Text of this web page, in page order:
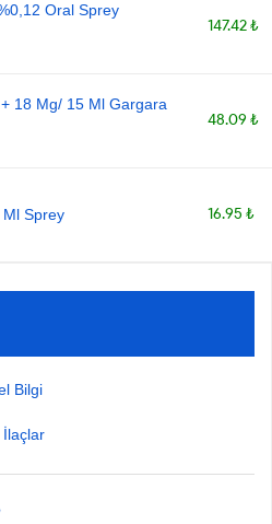
Oral Sprey
147.42 ₺
18 Mg/ 15 Ml Gargara
48.09 ₺
Sprey 16.95 ₺
Bilgi
İlaçlar